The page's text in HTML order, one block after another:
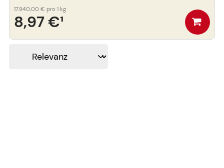
8,97 €¹
17.940,00 € pro 1 kg